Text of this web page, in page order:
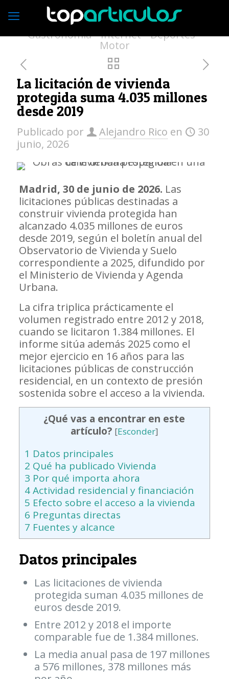
Economía Empresas Vivienda
Moda Turismo Medio ambiente
Gastronomía Internet Deportes
Motor
La licitación de vivienda
protegida suma 4.035 millones
desde 2019
Publicado por Alejandro Rico en
30
junio, 2026
Madrid, 30 de junio de 2026. Las
licitaciones públicas destinadas a
construir vivienda protegida han
alcanzado 4.035 millones de euros
desde 2019, según el boletín anual del
Observatorio de Vivienda y Suelo
correspondiente a 2025, difundido por
el Ministerio de Vivienda y Agenda
Urbana.
La cifra triplica prácticamente el
volumen registrado entre 2012 y 2018,
cuando se licitaron 1.384 millones. El
informe sitúa además 2025 como el
mejor ejercicio en 16 años para las
licitaciones públicas de construcción
residencial, en un contexto de presión
sostenida sobre el acceso a la vivienda.
¿Qué vas a encontrar en este
artículo? [Esconder]
1 Datos principales
2 Qué ha publicado Vivienda
3 Por qué importa ahora
4Actividad residencial y financiación
5 Efecto sobre el acceso a la vivienda
6 Preguntas directas
7 Fuentes y alcance
Datos principales
Las licitaciones de vivienda
protegida suman 4.035 millones de
euros desde 2019.
Entre 2012 y 2018 el importe
comparable fue de 1.384 millones.
La media anual pasa de 197 millones
a 576 millones, 378 millones más